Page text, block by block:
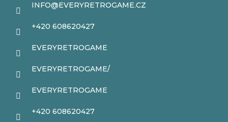
INFO@EVERYRETROGAME.CZ
+420 608620427
EVERYRETROGAME
EVERYRETROGAME/
EVERYRETROGAME
+420 608620427